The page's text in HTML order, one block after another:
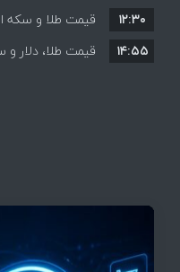
قیمت ها+ جدول
۱۲:۳۰
۱۴:۵۵